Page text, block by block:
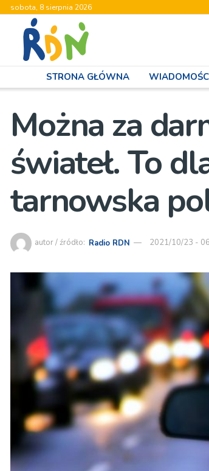
sobota, 8 sierpnia 2026
STRONA GŁÓWNA
Można za
świateł. To
tarnowska
autor / źródło: Radio RDN 2021/10/23 -